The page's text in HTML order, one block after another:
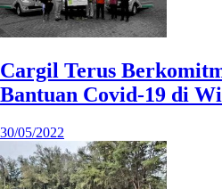
Cargil Terus
Bantuan Covid-19 di
30/05/2022